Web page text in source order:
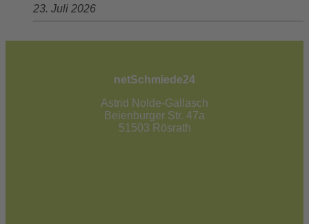
23. Juli 2026
netSchmiede24
Astrid Nolde-Gallasch
Beienburger Str. 47a
51503 Rösrath